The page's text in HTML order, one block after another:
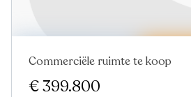
Commerciële ruimte te koop
€ 399.800